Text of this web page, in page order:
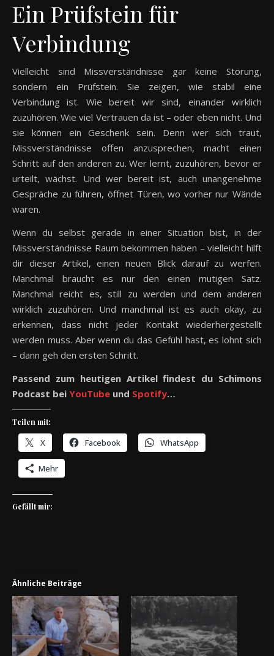
Ein Prüfstein für
Verbindung
Vielleicht sind Missverständnisse gar keine Störung,
sondern ein Prüfstein. Sie zeigen, wie stabil eine
Verbindung ist. Wie bereit wir sind, einander wirklich
zuzuhören. Wie viel Vertrauen da ist – oder eben nicht. Und
sie können ein Geschenk sein. Denn wer sich traut,
Missverständnisse offen anzusprechen, macht einen
Schritt auf den anderen zu. Wer lernt, zuzuhören, bevor er
urteilt, wächst. Und wer bereit ist, auch unangenehme
Gespräche zu führen, öffnet Türen, wo vorher nur Wände
waren.
Wenn du selbst gerade in einer Situation bist, in der
Missverständnisse Raum bekommen haben – vielleicht hilft
dir dieser Artikel, einen neuen Blick darauf zu werfen.
Manchmal braucht es nur den einen mutigen Satz.
Manchmal reicht es, still zu werden und dem anderen
wirklich zuzuhören. Und manchmal ist es auch okay, zu
erkennen, dass nicht jeder Kontakt wiederhergestellt
werden muss. Aber wenn du das Gefühl hast, es lohnt sich
– dann geh den ersten Schritt.
Passend zum heutigen Artikel findest du Schimons
Podcast bei YouTube und Spotify…
Teilen mit:
X Facebook WhatsApp
Mehr
Gefällt mir:
Ähnliche Beiträge